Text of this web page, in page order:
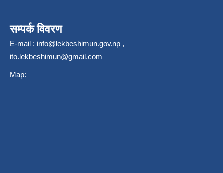
सम्पर्क विवरण
E-mail : info@lekbeshimun.gov.np ,
ito.lekbeshimun@gmail.com
Map: